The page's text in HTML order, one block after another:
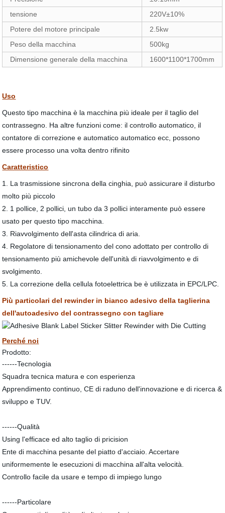
tensione
220V±10%
Potere del motore principale
2.5kw
Peso della macchina
500kg
Dimensione generale della macchina
1600*1100*1700mm
Uso
Questo tipo macchina è la macchina più ideale per il taglio del
contrassegno. Ha altre funzioni come: il controllo automatico, il
contatore di correzione e automatico automatico ecc, possono
essere processo una volta dentro rifinito
Caratteristico
1. La trasmissione sincrona della cinghia, può assicurare il disturbo
molto più piccolo
2. 1 pollice, 2 pollici, un tubo da 3 pollici interamente può essere
usato per questo tipo macchina.
3. Riavvolgimento dell'asta cilindrica di aria.
4. Regolatore di tensionamento del cono adottato per controllo di
tensionamento più amichevole dell'unità di riavvolgimento e di
svolgimento.
5. La correzione della cellula fotoelettrica be è utilizzata in EPC/LPC.
Più particolari del rewinder in bianco adesivo della taglierina
dell'autoadesivo del contrassegno con tagliare
Perché noi
Prodotto:
------Tecnologia
Squadra tecnica matura e con esperienza
Apprendimento continuo, CE di raduno dell'innovazione e di ricerca &
sviluppo e TUV.
------Qualità
Using l'efficace ed alto taglio di pricision
Ente di macchina pesante del piatto d'acciaio. Accertare
uniformemente le esecuzioni di macchina all'alta velocità.
Controllo facile da usare e tempo di impiego lungo
------Particolare